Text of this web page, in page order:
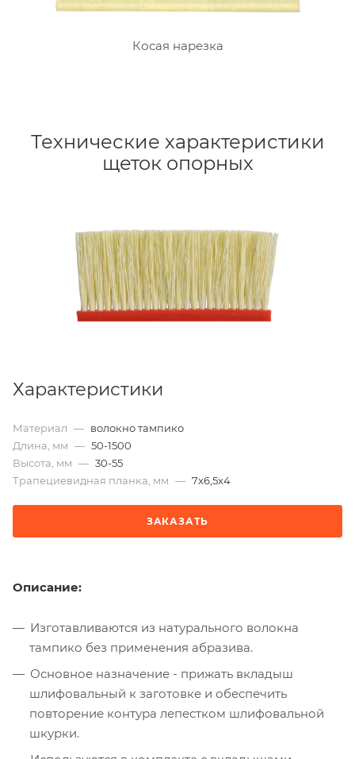
Косая нарезка
Технические характеристики
щеток опорных
Характеристики
Материал — волокно тампико
Длина, мм — 50-1500
Высота, мм — 30-55
Трапециевидная планка, мм — 7х6,5х4
ЗАКАЗАТЬ
Описание:
Изготавливаются из натурального волокна
тампико без применения абразива.
Основное назначение - прижать вкладыш
шлифовальный к заготовке и обеспечить
повторение контура лепестком шлифовальной
шкурки.